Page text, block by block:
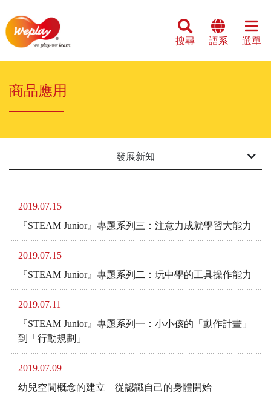
搜尋 語系 選單
商品應用
發展新知
2019.07.15
『STEAM Junior』專題系列三：注意力成就學習大能力
2019.07.15
『STEAM Junior』專題系列二：玩中學的工具操作能力
2019.07.11
『STEAM Junior』專題系列一：小小孩的「動作計畫」
到「行動規劃」
2019.07.09
幼兒空間概念的建立 從認識自己的身體開始